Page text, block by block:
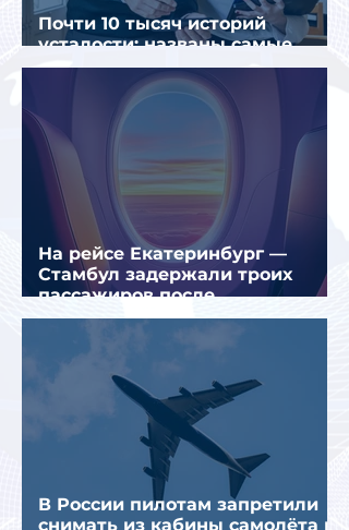
Почти 10 тысяч историй
усталости: названы самые
уставшие россияне
На рейсе Екатеринбург —
Стамбул задержали троих
пассажиров после
предполагаемой серии краж
В России пилотам запретили
снимать из кабины самолёта и